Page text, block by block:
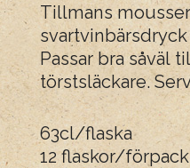
Tillmans
Passar bra såväl
törstsläckare.
63cl/flaska
12 flaskor/